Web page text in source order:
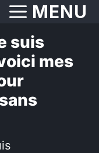
MENU
suis
mes